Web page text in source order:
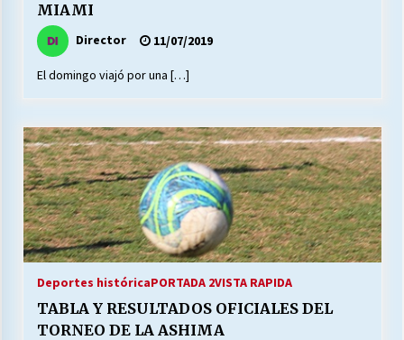
S.O.S. a los ricos, Save Our Souls (Salvar
Nuestras Almas)
30/04/2026
¿Asesores con doble sueldo?
Chile y sus segmentos de la riqueza
MIAMI
Director 11/07/2019
El domingo viajó por una […]
Deportes históricaPORTADA 2VISTA RAPIDA
TABLA Y RESULTADOS OFICIALES DEL
TORNEO DE LA ASHIMA